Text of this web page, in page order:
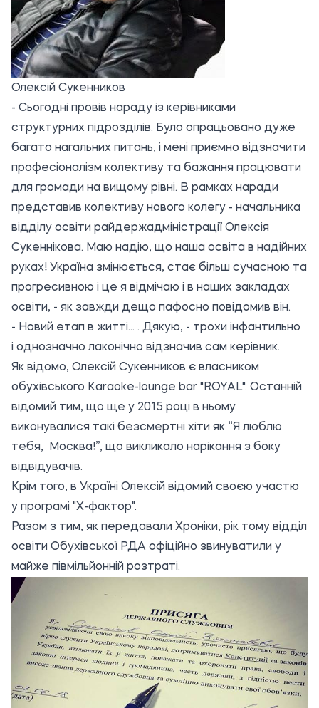
Олексій Сукенников
- Сьогодні провів нараду із керівниками
структурних підрозділів. Було опрацьовано дуже
багато нагальних питань, і мені приємно відзначити
професіоналізм колективу та бажання працювати
для громади на вищому рівні. В рамках наради
представив колективу нового колегу - начальника
відділу освіти райдержадміністрації Олексія
Сукеннікова. Маю надію, що наша освіта в надійних
руках! Україна змінюється, стає більш сучасною та
прогресивною і це я відмічаю і в наших закладах
освіти, - як завжди дещо пафосно повідомив він.
- Новий етап в житті... . Дякую, - трохи інфантильно
і однозначно лаконічно відзначив сам керівник.
Як відомо, Олексій Сукенников є власником
обухівського Karaoke-lounge bar "ROYAL". Останній
відомий тим, що ще у 2015 році в ньому
виконувалися такі безсмертні хіти як “Я люблю
тебя, Москва!”, що викликало нарікання з боку
відвідувачів.
Крім того, в Україні Олексій відомий своєю участю
у програмі "Х-фактор".
Разом з тим, як передавали Хроніки, рік тому відділ
освіти Обухівської РДА офіційно звинуватили у
майже півмільйонній розтраті.